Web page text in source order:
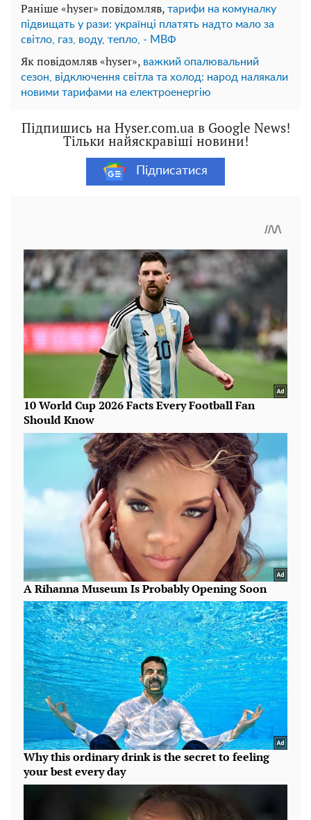
Раніше «hyser» повідомляв, тарифи на комуналку
підвищать у рази: українці платять надто мало за
світло, газ, воду, тепло, - МВФ
Як повідомляв «hyser», важкий опалювальний
сезон, відключення світла та холод: народ налякали
новими тарифами на електроенергію
Підпишись на Hyser.com.ua в Google News!
Тільки найяскравіші новини!
Підписатися